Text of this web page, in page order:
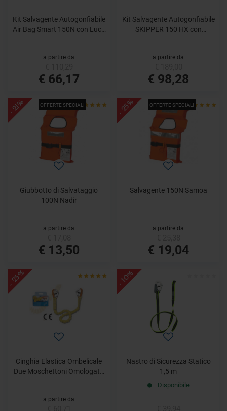
Kit Salvagente Autogonfiabile
Air Bag Smart 150N con Luce
a partire da
€ 66,17
Kit Salvagente Autogonfiabile
SKIPPER 150 HX con
a partire da
€ 98,28
OFFERTE SPECIALI
- 21%
Giubbotto di Salvataggio
100N Nadir
a partire da
€ 13,50
OFFERTE SPECIALI
- 25%
Salvagente 150N Samoa
a partire da
€ 19,04
- 25%
Cinghia Elastica Ombelicale
Due Moschettoni Omologata
a partire da
- 10%
Nastro di Sicurezza Statico
1,5 m
Disponibile